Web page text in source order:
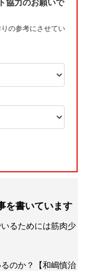
を書いています
るためには筋肉少
のか？【和嶋慎治